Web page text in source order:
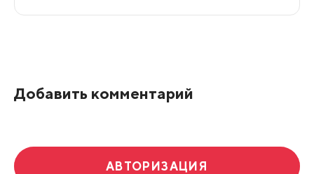
Добавить комментарий
АВТОРИЗАЦИЯ